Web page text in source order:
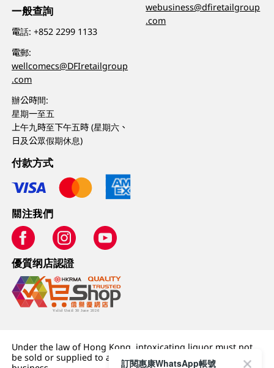
一般查詢
電話:+852 2299 1133
電郵:
wellcomecs@DFIretailgroup
.com
辦公時間:
星期一至五
上午九時至下午五時 (星期六、
日及公眾假期休息)
webusiness@dfiretailgroup
.com
付款方式
關注我們
優質纲店認證
Under the law of Hong Kong, intoxicating liquor must not
be sold or supplied to a minor (under 18) in the course of
訂閱惠康WhatsApp帳號